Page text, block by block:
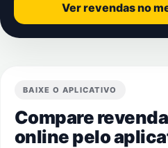
Ver revendas no
BAIXE O APLICATIVO
Compare
online pelo